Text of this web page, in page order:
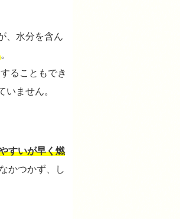
、水分を含ん
。
ることもでき
ません。
すいが早く燃
かつかず、し